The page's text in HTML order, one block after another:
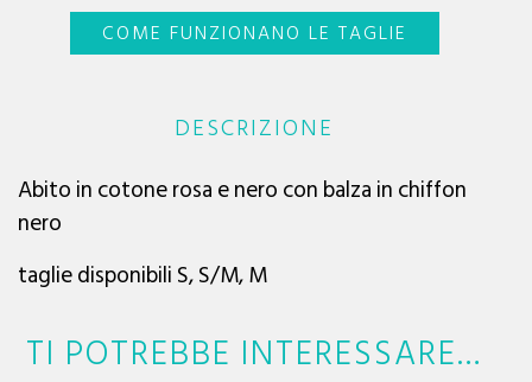
COME FUNZIONANO LE TAGLIE
DESCRIZIONE
Abito in cotone rosa e nero con balza in chiffon
nero
taglie disponibili S, S/M, M
TI POTREBBE INTERESSARE…